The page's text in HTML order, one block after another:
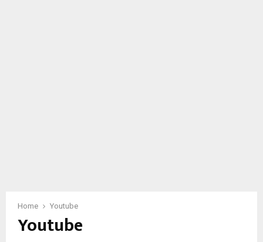
Home Youtube
Youtube